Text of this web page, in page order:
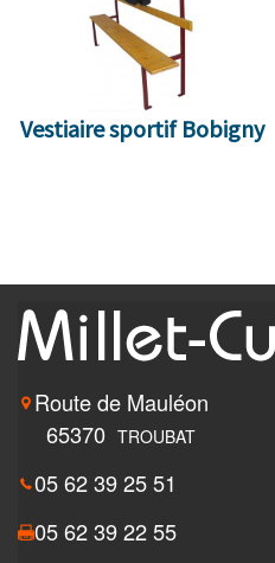
Vestiaire sportif Bobigny
Route de Mauléon
65370 TROUBAT
05 62 39 25 51
05 62 39 22 55